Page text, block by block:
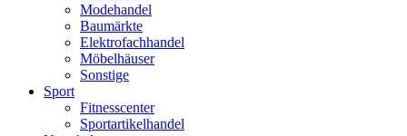
Modehandel
Baumärkte
Elektrofachhandel
Möbelhäuser
Sonstige
Sport
Fitnesscenter
Sportartikelhandel